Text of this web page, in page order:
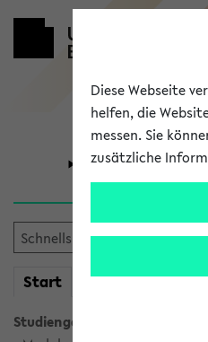
Universität
Start meineKVV
Studiengangsauswahl
Diese Webseite
helfen, die
messen. Sie
zusätzliche